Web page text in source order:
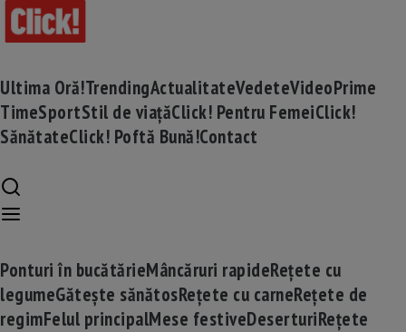
Ultima Oră!TrendingActualitateVedeteVideoPrime
TimeSportStil de viațăClick! Pentru FemeiClick!
SănătateClick! Poftă Bună!Contact
Ponturi în bucătărieMâncăruri rapideRețete cu
legumeGătește sănătosRețete cu carneRețete de
regimFelul principalMese festiveDeserturiRețete